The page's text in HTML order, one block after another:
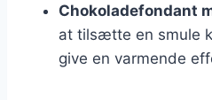
Chokoladefondant
at tilsætte en smule
give en varmende